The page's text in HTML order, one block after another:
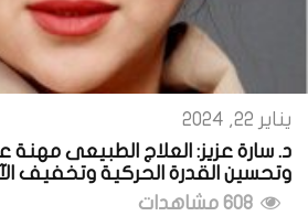
يناير 22, 2024
د. سارة عزيز: العلاج الطبيعى مهنة
وتحسين القدرة الحركية وتخفيف